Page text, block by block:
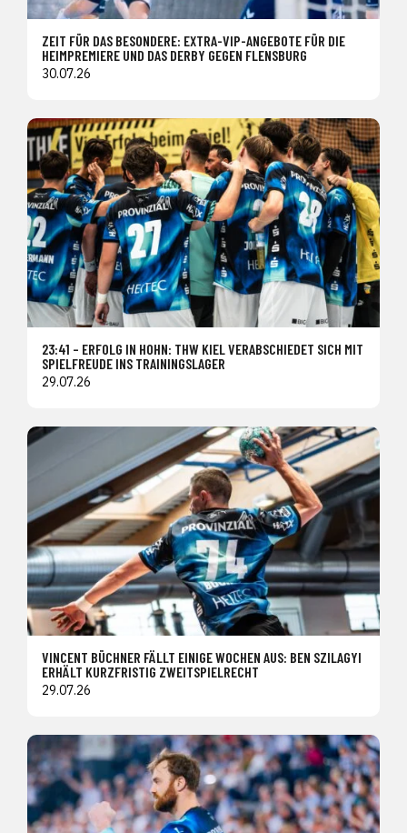
ZEIT FÜR DAS BESONDERE: EXTRA-VIP-ANGEBOTE FÜR DIE
HEIMPREMIERE UND DAS DERBY GEGEN FLENSBURG
30.07.26
23:41 – ERFOLG IN HOHN: THW KIEL VERABSCHIEDET SICH MIT
SPIELFREUDE INS TRAININGSLAGER
29.07.26
VINCENT BÜCHNER FÄLLT EINIGE WOCHEN AUS: BEN SZILAGYI
ERHÄLT KURZFRISTIG ZWEITSPIELRECHT
29.07.26